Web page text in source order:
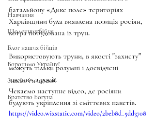
Навчання
Щоденник бійця
Блог наших бійців
Боронимо Україну!
Знаємо і нищимо!
Братство Богуна
батальйону «Дике поле» територіях
Харківщини була виявлена позиція росіян,
котра побудована із трун.
Використовують труни, в якості "захисту"
можуть тільки розумні і досвідчені
«воїни» з росії.
Чекаємо наступне відео, де росіяни
будують укріплення зі сміттєвих пакетів.
https://video.wixstatic.com/video/2beb8d_5dd3708